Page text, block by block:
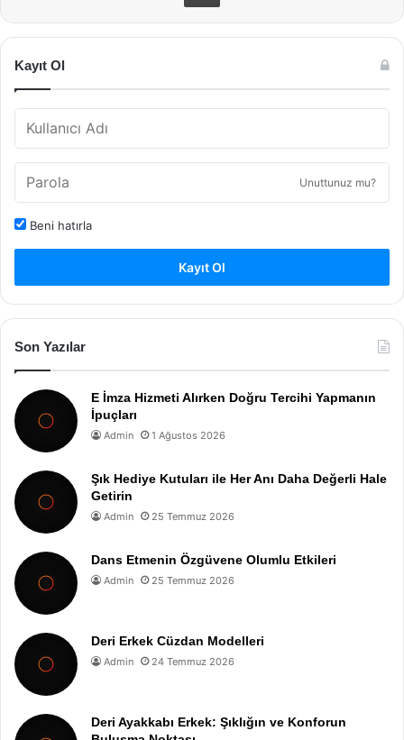
Kayıt Ol
Unuttunuz mu?
Beni hatırla
Kayıt Ol
Son Yazılar
E İmza Hizmeti Alırken Doğru Tercihi Yapmanın
İpuçları
Admin 1 Ağustos 2026
Şık Hediye Kutuları ile Her Anı Daha Değerli Hale
Getirin
Admin 25 Temmuz 2026
Dans Etmenin Özgüvene Olumlu Etkileri
Admin 25 Temmuz 2026
Deri Erkek Cüzdan Modelleri
Admin 24 Temmuz 2026
Deri Ayakkabı Erkek: Şıklığın ve Konforun